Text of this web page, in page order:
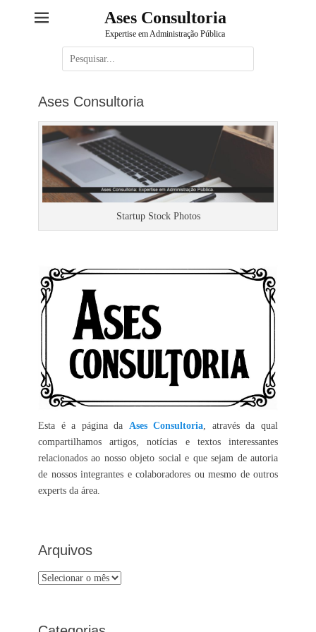
Ases Consultoria
Expertise em Administração Pública
Pesquisar
por:
Ases Consultoria
Startup Stock Photos
Esta é a página da Ases Consultoria , através da qual
compartilhamos artigos, notícias e textos interessantes
relacionados ao nosso objeto social e que sejam de autoria
de nossos integrantes e colaboradores ou mesmo de outros
experts da área.
Arquivos
Arquivos